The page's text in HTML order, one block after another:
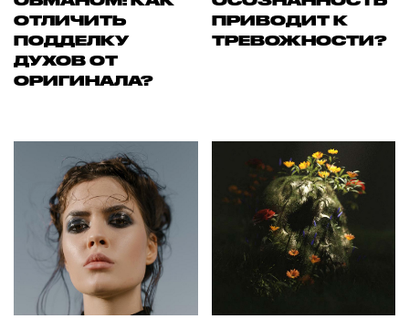
ОТЛИЧИТЬ
ПОДДЕЛКУ
ДУХОВ ОТ
ОРИГИНАЛА?
ПРИВОДИТ К
ТРЕВОЖНОСТИ?